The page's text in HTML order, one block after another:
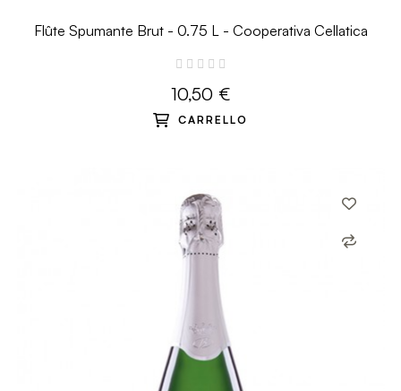
Flûte Spumante Brut - 0.75 L - Cooperativa Cellatica
10,50 €
CARRELLO